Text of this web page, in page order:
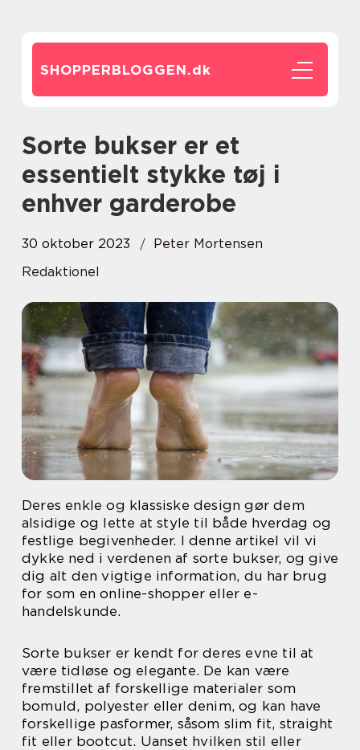
SHOPPERBLOGGEN.dk
Sorte bukser er et
essentielt stykke tøj i
enhver garderobe
30 oktober 2023
Peter Mortensen
Redaktionel
Deres enkle og klassiske design gør dem
alsidige og lette at style til både hverdag og
festlige begivenheder. I denne artikel vil vi
dykke ned i verdenen af sorte bukser, og give
dig alt den vigtige information, du har brug
for som en online-shopper eller e-
handelskunde.
Sorte bukser er kendt for deres evne til at
være tidløse og elegante. De kan være
fremstillet af forskellige materialer som
bomuld, polyester eller denim, og kan have
forskellige pasformer, såsom slim fit, straight
fit eller bootcut. Uanset hvilken stil eller